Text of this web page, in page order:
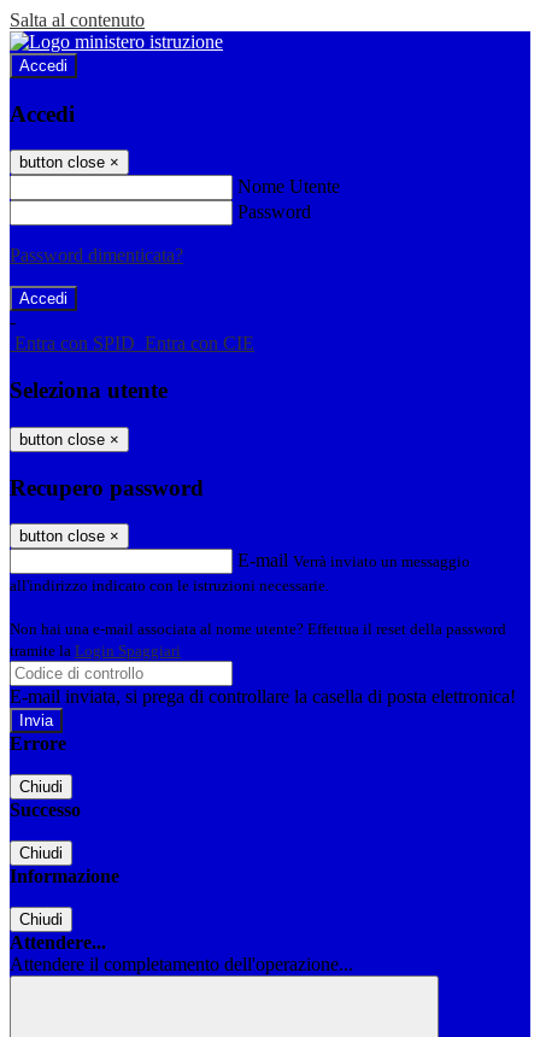
Salta al contenuto
Accedi
Accedi
button close ×
Nome Utente
Password
Password dimenticata?
-
Entra con SPID Entra con CIE
Seleziona utente
button close ×
Recupero password
button close ×
E-mail Verrà inviato un messaggio
all'indirizzo indicato con le istruzioni necessarie.
Non hai una e-mail associata al nome utente? Effettua il reset della password
tramite la Login Spaggiari
E-mail inviata, si prega di controllare la casella di posta elettronica!
Errore
Chiudi
Successo
Chiudi
Informazione
Chiudi
Attendere...
Attendere il completamento dell'operazione...